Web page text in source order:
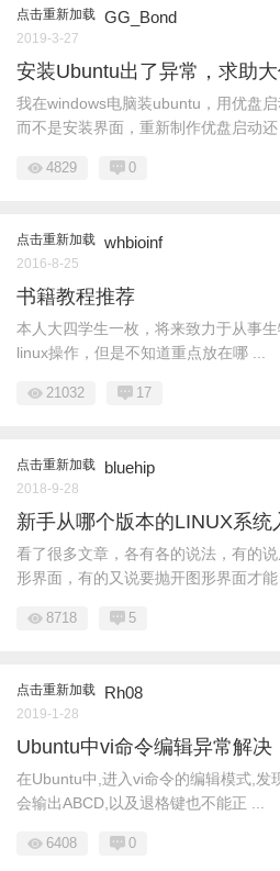
点击重新加载 GG_Bond
2019-3-27
安装Ubuntu出了异常，求助大
我在windows电脑装ubuntu，用优盘
而不是安装界面，重新制作优盘启动还
4829 0
点击重新加载 whbioinf
2016-8-25
书籍教程推荐
本人大四学生一枚，将来致力于从事
linux操作，但是不知道重点放在哪 ...
21032 17
点击重新加载 bluehip
2018-9-28
新手从哪个版本的LINUX系统
看了很多文章，各有各的说法，有的
形界面，有的又说要抛开图形界面才能
8718 5
点击重新加载 Rh08
2019-1-28
Ubuntu中vi命令编辑异常解决
在Ubuntu中,进入vi命令的编辑模式,发
会输出ABCD,以及退格键也不能正 ...
6408 0